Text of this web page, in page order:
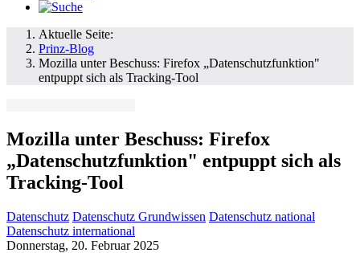
Aktuelle Seite:
Prinz-Blog
Mozilla unter Beschuss: Firefox „Datenschutzfunktion"
entpuppt sich als Tracking-Tool
Mozilla unter Beschuss: Firefox
„Datenschutzfunktion" entpuppt sich als
Tracking-Tool
Datenschutz Datenschutz Grundwissen Datenschutz national
Datenschutz international
Donnerstag, 20. Februar 2025